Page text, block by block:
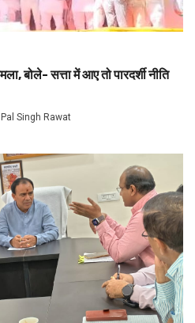
बोले- सत्ता में आए तो पारदर्शी नीति
Singh Rawat